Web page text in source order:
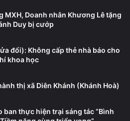
MXH, Doanh nhân Khương Lê tặng
Duy bị cướp
đổi): Không cấp thẻ nhà báo cho
khoa học
thị xã Diên Khánh (Khánh Hoà)
ban thực hiện trại sáng tác “Bình